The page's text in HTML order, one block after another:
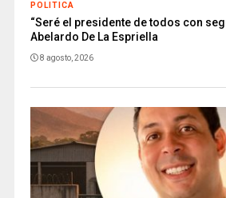
POLITICA
“Seré el presidente de todos con
Abelardo De La Espriella
8 agosto, 2026